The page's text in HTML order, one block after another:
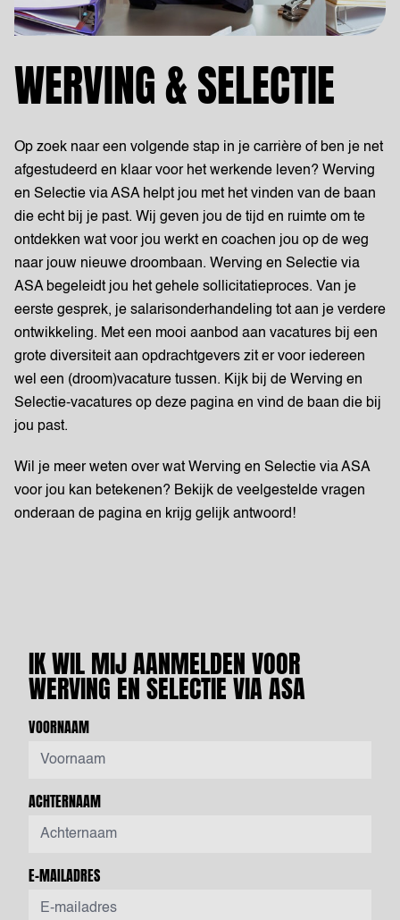
WERVING & SELECTIE
Op zoek naar een volgende stap in je carrière of ben je net
afgestudeerd en klaar voor het werkende leven? Werving
en Selectie via ASA helpt jou met het vinden van de baan
die echt bij je past. Wij geven jou de tijd en ruimte om te
ontdekken wat voor jou werkt en coachen jou op de weg
naar jouw nieuwe droombaan. Werving en Selectie via
ASA begeleidt jou het gehele sollicitatieproces. Van je
eerste gesprek, je salarisonderhandeling tot aan je verdere
ontwikkeling. Met een mooi aanbod aan vacatures bij een
grote diversiteit aan opdrachtgevers zit er voor iedereen
wel een (droom)vacature tussen. Kijk bij de Werving en
Selectie-vacatures op deze pagina en vind de baan die bij
jou past.
Wil je meer weten over wat Werving en Selectie via ASA
voor jou kan betekenen? Bekijk de veelgestelde vragen
onderaan de pagina en krijg gelijk antwoord!
IK WIL MIJ AANMELDEN VOOR
WERVING EN SELECTIE VIA ASA
VOORNAAM
ACHTERNAAM
E-MAILADRES